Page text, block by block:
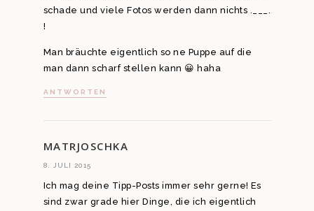
schade und viele Fotos werden dann nichts .___.
!
Man bräuchte eigentlich so ne Puppe auf die
man dann scharf stellen kann 😀 haha
ANTWORTEN
MATRJOSCHKA
8. JULI 2015
Ich mag deine Tipp-Posts immer sehr gerne! Es
sind zwar grade hier Dinge, die ich eigentlich